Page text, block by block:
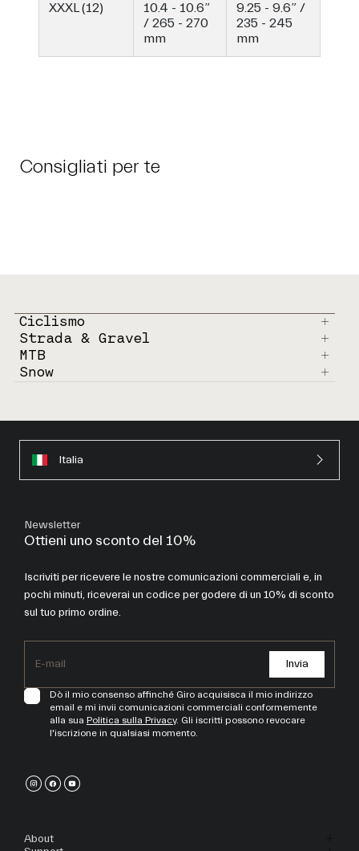
XXXL (12)
10.4 - 10.6”
/ 265 - 270
mm
9.25 - 9.6” /
235 - 245
mm
Consigliati per te
Ciclismo
Strada & Gravel
MTB
Snow
Italia
Newsletter
Ottieni uno sconto del 10%
Iscriviti per ricevere le nostre comunicazioni commerciali e, in
pochi minuti, riceverai un codice per godere di un 10% di sconto
sul tuo primo ordine.
Invia
Dò il mio consenso affinché Giro acquisisca il mio indirizzo
email e mi invii comunicazioni commerciali conformemente
alla sua Politica sulla Privacy. Gli iscritti possono revocare
l'iscrizione in qualsiasi momento.
About